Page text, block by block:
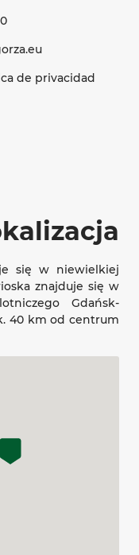
de privacidad
się w niewielkiej
znajduje się w
Gdańsk-
40 km od centrum